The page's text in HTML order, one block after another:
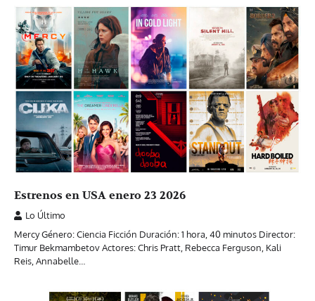
Estrenos en USA enero 23 2026
Lo Último
Mercy Género: Ciencia Ficción Duración: 1 hora, 40 minutos Director:
Timur Bekmambetov Actores: Chris Pratt, Rebecca Ferguson, Kali
Reis, Annabelle…